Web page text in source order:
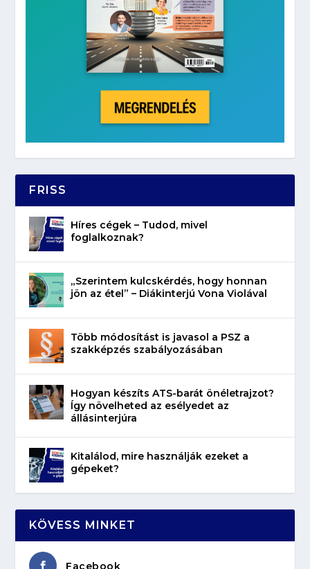
FRISS
Híres cégek – Tudod, mivel
foglalkoznak?
„Szerintem kulcskérdés, hogy honnan
jön az étel” – Diákinterjú Vona Violával
Több módosítást is javasol a PSZ a
szakképzés szabályozásában
Hogyan készíts ATS-barát önéletrajzot?
Így növelheted az esélyedet az
állásinterjúra
Kitalálod, mire használják ezeket a
gépeket?
KÖVESS MINKET
Facebook